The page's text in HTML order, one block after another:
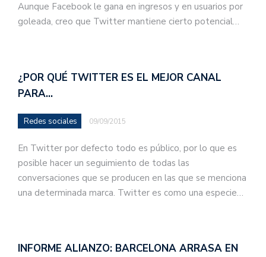
Aunque Facebook le gana en ingresos y en usuarios por
goleada, creo que Twitter mantiene cierto potencial…
¿POR QUÉ TWITTER ES EL MEJOR CANAL
PARA…
Redes sociales 09/09/2015
En Twitter por defecto todo es público, por lo que es
posible hacer un seguimiento de todas las
conversaciones que se producen en las que se menciona
una determinada marca. Twitter es como una especie…
INFORME ALIANZO: BARCELONA ARRASA EN